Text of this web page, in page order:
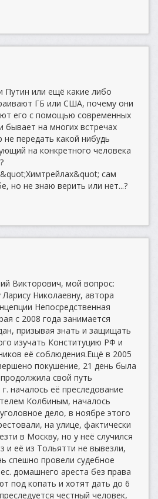
Путин или ещё какие либо
ГБ или США, почему они
его с помощью современных
бывает на многих встречах
передать какой нибудь
на конкретного человека
сам
но не знаю верить или нет...?
Викторович, мой вопрос:
Николаевну, автора
Непосредственная
с 2008 года занимается
призывая знать и защищать
изучать Конституцию РФ и
её соблюдения.Ещё в 2005
покушение, 21 день была
свой путь
началось её преследование
Колбиным, началось
дело, в ноябре этого
на улице, фактически
в Москву, но у неё случился
и её из Тольятти не вывезли,
спешно провели судебное
домашнего ареста без права
под копать и хотят дать до 6
честный человек,